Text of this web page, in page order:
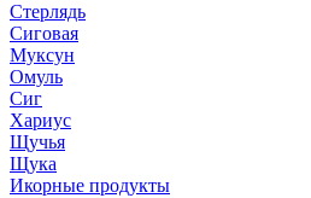
Стерлядь
Сиговая
Муксун
Омуль
Сиг
Хариус
Щучья
Щука
Икорные продукты